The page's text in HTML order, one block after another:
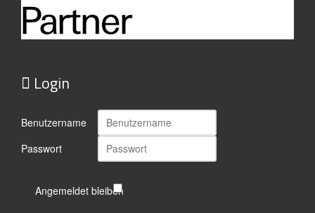
Login
Benutzername
Passwort
Angemeldet bleiben